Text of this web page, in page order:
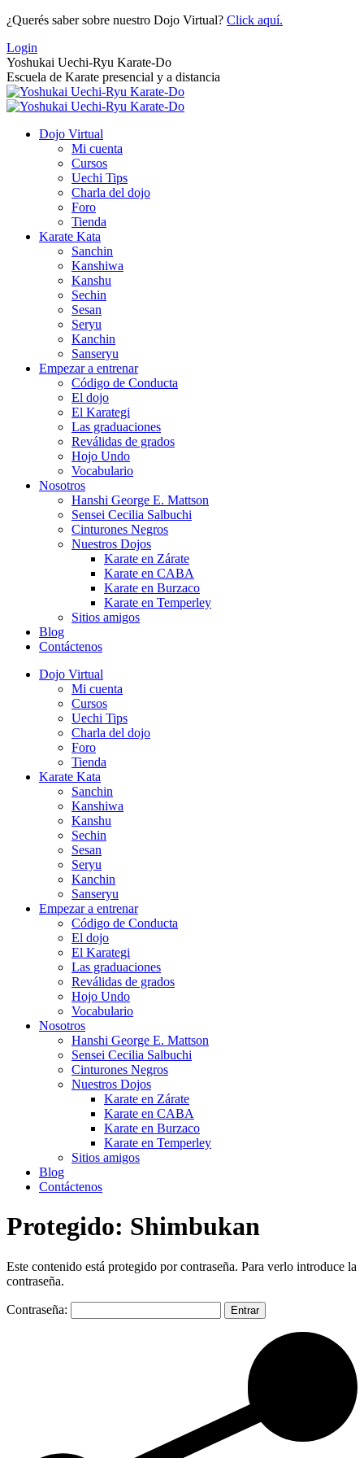
Saltar
contenido
¿Querés saber sobre nuestro Dojo Virtual? Click aquí.
Login
Yoshukai Uechi-Ryu Karate-Do
Escuela de Karate presencial y a distancia
Dojo Virtual
Mi cuenta
Cursos
Uechi Tips
Charla del dojo
Foro
Tienda
Karate Kata
Sanchin
Kanshiwa
Kanshu
Sechin
Sesan
Seryu
Kanchin
Sanseryu
Empezar a entrenar
Código de Conducta
El dojo
El Karategi
Las graduaciones
Reválidas de grados
Hojo Undo
Vocabulario
Nosotros
Hanshi George E. Mattson
Sensei Cecilia Salbuchi
Cinturones Negros
Nuestros Dojos
Karate en Zárate
Karate en CABA
Karate en Burzaco
Karate en Temperley
Sitios amigos
Blog
Contáctenos
Dojo Virtual
Mi cuenta
Cursos
Uechi Tips
Charla del dojo
Foro
Tienda
Karate Kata
Sanchin
Kanshiwa
Kanshu
Sechin
Sesan
Seryu
Kanchin
Sanseryu
Empezar a entrenar
Código de Conducta
El dojo
El Karategi
Las graduaciones
Reválidas de grados
Hojo Undo
Vocabulario
Nosotros
Hanshi George E. Mattson
Sensei Cecilia Salbuchi
Cinturones Negros
Nuestros Dojos
Karate en Zárate
Karate en CABA
Karate en Burzaco
Karate en Temperley
Sitios amigos
Blog
Contáctenos
Protegido: Shimbukan
Este contenido está protegido por contraseña. Para verlo introduce la
contraseña.
Contraseña: